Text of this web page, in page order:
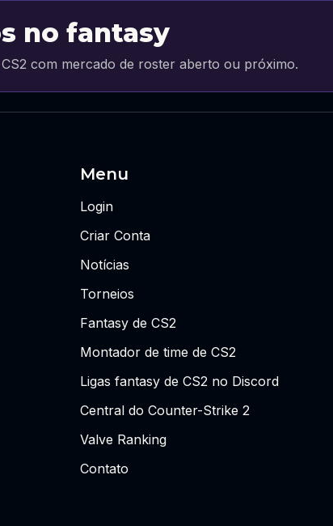
no fantasy
com mercado de roster aberto ou próximo.
Menu
Login
Criar Conta
Notícias
Torneios
Fantasy de CS2
Montador de time de CS2
Ligas fantasy de CS2 no Discord
Central do Counter-Strike 2
Valve Ranking
Contato